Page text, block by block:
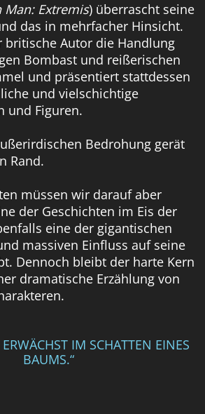
Man: Extremis) überrascht seine
das in mehrfacher Hinsicht.
britische Autor die Handlung
Bombast und reißerischen
und präsentiert stattdessen
und vielschichtige
und Figuren.
Bedrohung gerät
Rand.
müssen wir darauf aber
der Geschichten im Eis der
eine der gigantischen
massiven Einfluss auf seine
Dennoch bleibt der harte Kern
dramatische Erzählung von
IM SCHATTEN EINES
BAUMS.“